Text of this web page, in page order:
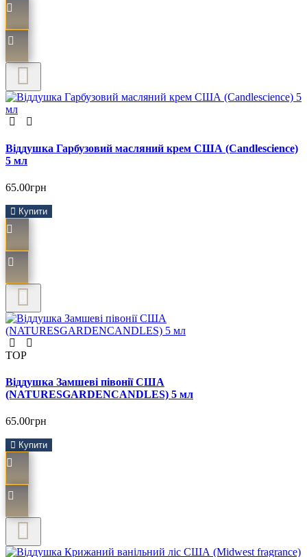
Віддушка Гарбузовий масляний крем США (Сandlescience)
5 мл
65.00грн
Купити
TOP
Віддушка Замшеві півонії США
(NATURESGARDENCANDLES) 5 мл
65.00грн
Купити